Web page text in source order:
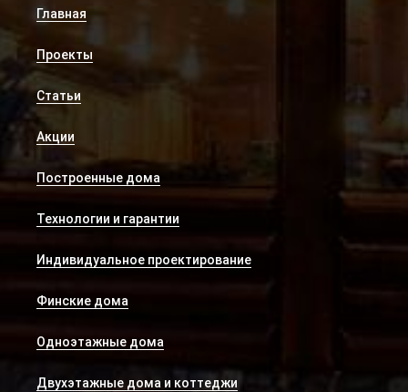
Главная
Проекты
Статьи
Акции
Построенные дома
Технологии и гарантии
Индивидуальное проектирование
Финские дома
Одноэтажные дома
Двухэтажные дома и коттеджи